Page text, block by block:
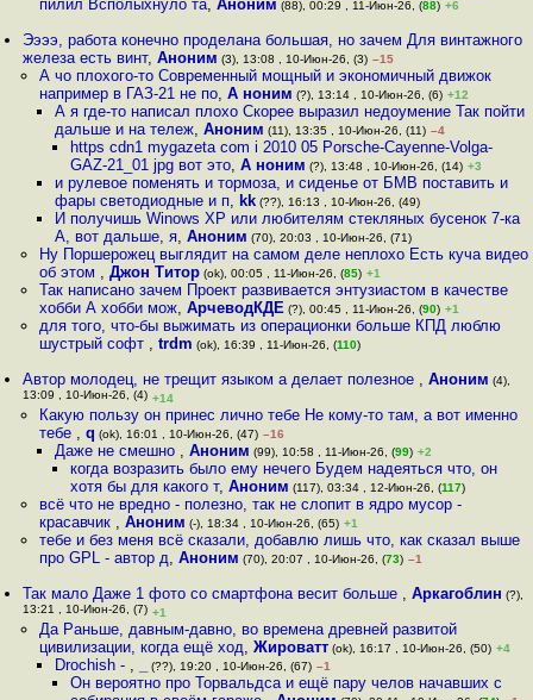
пилил Всполыхнуло та, Аноним (88), 00:29 , 11-Июн-26, (88) +6
Ээээ, работа конечно проделана большая, но зачем Для винтажного
железа есть винт,Аноним (3), 13:08 , 10-Июн-26, (3) –15
А чо плохого-то Современный мощный и экономичный движок
например в ГАЗ-21 не по, А ноним (?), 13:14 , 10-Июн-26, (6) +12
А я где-то написал плохо Скорее выразил недоумение Так пойти
дальше и на тележ, Аноним (11), 13:35 , 10-Июн-26, (11) –4
https cdn1 mygazeta com i 2010 05 Porsche-Cayenne-Volga-
GAZ-21_01 jpg вот это,А ноним (?), 13:48 , 10-Июн-26, (14) +3
и рулевое поменять и тормоза, и сиденье от БМВ поставить и
фары светодиодные и п, kk(??), 16:13 , 10-Июн-26, (49)
И получишь Winows XP или любителям стекляных бусенок 7-ка
А, вот дальше, я, Аноним (70), 20:03 , 10-Июн-26, (71)
Ну Поршерожец выглядит на самом деле неплохо Есть куча видео
об этом , Джон Титор(ok), 00:05 , 11-Июн-26, (85) +1
Так написано зачем Проект развивается энтузиастом в качестве
хобби А хобби мож, АрчеводКДЕ (?), 00:45 , 11-Июн-26, (90) +1
для того, что-бы выжимать из операционки больше КПД люблю
шустрый софт , trdm (ok), 16:39 , 11-Июн-26, (110)
Автор молодец, не трещит языком а делает полезное ,Аноним (4),
13:09 , 10-Июн-26, (4) +14
Какую пользу он принес лично тебе Не кому-то там, а вот именно
тебе , q (ok), 16:01 , 10-Июн-26, (47) –16
Даже не смешно , Аноним (99), 10:58 , 11-Июн-26, (99) +2
когда возразить было ему нечего Будем надеяться что, он
хотя бы для какого т,Аноним (117), 03:34 , 12-Июн-26, (117)
всё что не вредно - полезно, так не слопит в ядро мусор -
красавчик , Аноним (-), 18:34 , 10-Июн-26, (65) +1
тебе и без меня всё сказали, добавлю лишь что, как сказал выше
про GPL - автор д, Аноним (70), 20:07 , 10-Июн-26, (73) –1
Так мало Даже 1 фото со смартфона весит больше ,Аркагоблин (?),
13:21 , 10-Июн-26, (7) +1
Да Раньше, давным-давно, во времена древней развитой
цивилизации, когда ещё ход, Жироватт(ok), 16:17 , 10-Июн-26, (50) +4
Drochish - , (??), 19:20 , 10-Июн-26, (67) –1
Он вероятно про Торвальдса и ещё пару челов начавших с